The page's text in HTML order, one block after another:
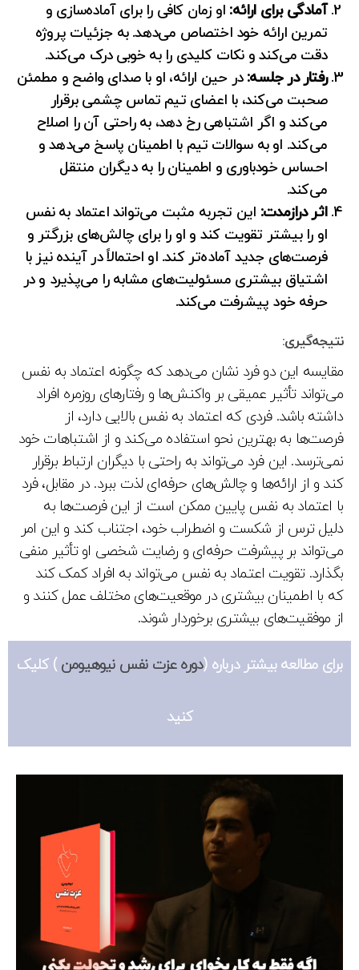
آمادگی برای ارائه:او زمان کافی را برای آماده‌سازی و
تمرین ارائه خود اختصاص می‌دهد. به جزئیات پروژه
دقت می‌کند و نکات کلیدی را به خوبی درک می‌کند.
رفتار در جلسه:در حین ارائه، او با صدای واضح و مطمئن
صحبت می‌کند، با اعضای تیم تماس چشمی برقرار
می‌کند و اگر اشتباهی رخ دهد، به راحتی آن را اصلاح
می‌کند. او به سوالات تیم با اطمینان پاسخ می‌دهد و
احساس خودباوری و اطمینان را به دیگران منتقل
می‌کند.
اثر درازمدت:این تجربه مثبت می‌تواند اعتماد به نفس
او را بیشتر تقویت کند و او را برای چالش‌های بزرگتر و
فرصت‌های جدید آماده‌تر کند. او احتمالاً در آینده نیز با
اشتیاق بیشتری مسئولیت‌های مشابه را می‌پذیرد و در
حرفه خود پیشرفت می‌کند.
نتیجه‌گیری:
مقایسه این دو فرد نشان می‌دهد که چگونه اعتماد به نفس
می‌تواند تأثیر عمیقی بر واکنش‌ها و رفتارهای روزمره افراد
داشته باشد. فردی که اعتماد به نفس بالایی دارد، از
فرصت‌ها به بهترین نحو استفاده می‌کند و از اشتباهات خود
نمی‌ترسد. این فرد می‌تواند به راحتی با دیگران ارتباط برقرار
کند و از ارائه‌ها و چالش‌های حرفه‌ای لذت ببرد. در مقابل، فرد
با اعتماد به نفس پایین ممکن است از این فرصت‌ها به
دلیل ترس از شکست و اضطراب خود، اجتناب کند و این امر
می‌تواند بر پیشرفت حرفه‌ای و رضایت شخصی او تأثیر منفی
بگذارد. تقویت اعتماد به نفس می‌تواند به افراد کمک کند
که با اطمینان بیشتری در موقعیت‌های مختلف عمل کنند و
از موفقیت‌های بیشتری برخوردار شوند.
برای مطالعه بیشتر درباره (دوره عزت نفس نیوهیومن) کلیک
کنید